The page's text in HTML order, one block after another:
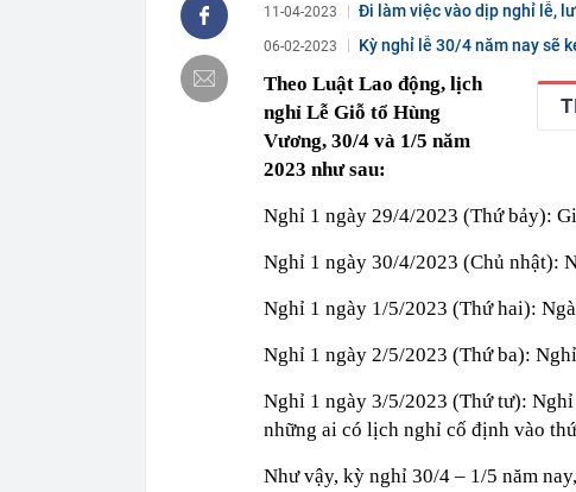
14:45
Thông báo mới nhất
14:45
Nga tấn công cơ sở
14:45
Thời gian nghỉ và
14:43
Toyota tiếp tục là
người Nhật 'nhanh
14:40
11-04-2023 Đi làm việc vào dịp nghỉ lễ,
06-02-2023 Kỳ nghỉ lễ 30/4 năm nay sẽ
Theo Luật Lao động, lịch
nghỉ Lễ Giỗ tổ Hùng
Vương, 30/4 và 1/5 năm
2023 như sau:
Nghỉ 1 ngày 29/4/2023 (Thứ bảy):
Nghỉ 1 ngày 30/4/2023 (Chủ nhật):
Nghỉ 1 ngày 1/5/2023 (Thứ hai):
Nghỉ 1 ngày 2/5/2023 (Thứ ba):
Nghỉ 1 ngày 3/5/2023 (Thứ tư):
những ai có lịch nghỉ cố định vào
Như vậy, kỳ nghỉ 30/4 – 1/5 năm